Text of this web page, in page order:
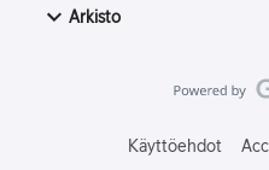
Arkisto
Käyttöehdot